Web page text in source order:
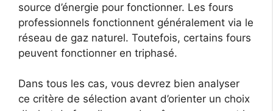
source d’énergie pour fonctionner. Les fours
professionnels fonctionnent généralement via le
réseau de gaz naturel. Toutefois, certains fours
peuvent fonctionner en triphasé.
Dans tous les cas, vous devrez bien analyser
ce critère de sélection avant d’orienter un choix